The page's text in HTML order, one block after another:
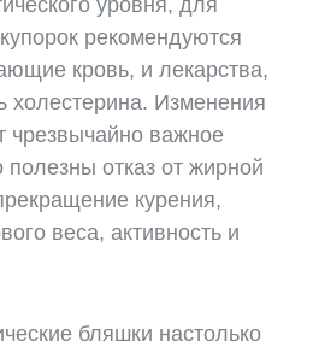
уровня, для
рекомендуются
кровь, и лекарства,
Изменения
чрезвычайно важное
отказ от жирной
курения,
веса, активность и
бляшки настолько